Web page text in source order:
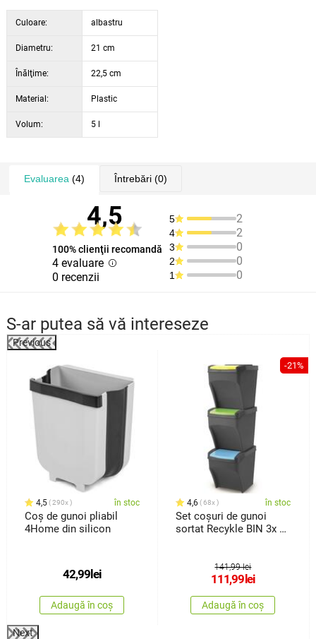
Culoare: albastru
Diametru: 21 cm
Înălţime: 22,5 cm
Material: Plastic
Volum: 5 l
Evaluarea (4) Întrebări(0)
4,5
100% clienţii recomandă
4 evaluare
0 recenzii
5 2
4 2
3 0
2 0
1 0
S-ar putea să vă intereseze
Previous
4,5 290x în stoc
Coș de gunoi pliabil
4Home din silicon
42,99 lei
Adaugă în coș
-21%
4,6 68x în stoc
Set coșuri de gunoi
sortat Recykle BIN 3x 25
141,99 lei
111,99 lei
Adaugă în coș
Next